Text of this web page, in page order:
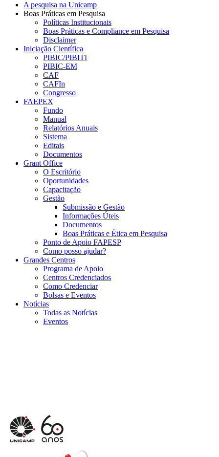
A pesquisa na Unicamp
Boas Práticas em Pesquisa
Políticas Institucionais
Boas Práticas e Compliance em Pesquisa
Disclaimer
Iniciação Científica
PIBIC/PIBITI
PIBIC-EM
CAF
CAFIn
Congresso
FAEPEX
Fundo
Manual
Relatórios Anuais
Sistema
Editais
Documentos
Grant Office
O Escritório
Oportunidades
Capacitação
Gestão
Submissão e Gestão
Informações Úteis
Documentos
Boas Práticas e Ética em Pesquisa
Ponto de Apoio FAPESP
Como posso ajudar?
Grandes Centros
Programa de Apoio
Centros Credenciados
Como Credenciar
Bolsas e Eventos
Notícias
Todas as Notícias
Eventos